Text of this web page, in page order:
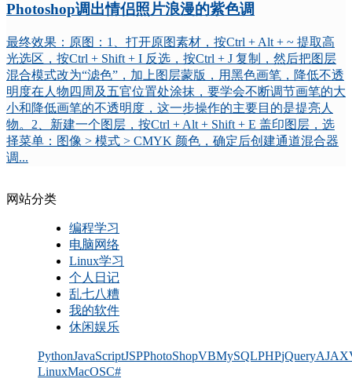
Photoshop调出情侣照片浪漫的紫色调
最终效果：原图：1、打开原图素材，按Ctrl + Alt + ~ 提取高
光选区，按Ctrl + Shift + I 反选，按Ctrl + J 复制，然后把图层
混合模式改为“滤色”，加上图层蒙版，用黑色画笔，降低不透
明度在人物四周及五官位置处涂抹，要学会不断调节画笔的大
小和降低画笔的不透明度，这一步操作的主要目的是提亮人
物。2、新建一个图层，按Ctrl + Alt + Shift + E 盖印图层，选
择菜单：图像 > 模式 > CMYK 颜色，确定后创建通道混合器
调...
网站分类
编程学习
电脑网络
Linux学习
个人日记
乱七八糟
我的软件
休闲娱乐
PythonJavaScriptJSPPhotoShopVBMySQLPHPjQueryAJAX
LinuxMacOSC#